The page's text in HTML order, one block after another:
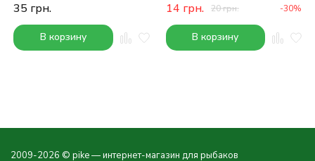
35 грн.
В корзину
14 грн. 20грн. -30%
В корзину
2009-2026 © pike — интернет-магазин для рыбаков